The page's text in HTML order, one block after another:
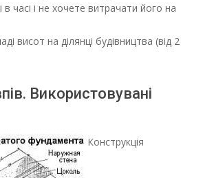
часі і не хочете витрачати його на
висот на ділянці будівництва (від 2
Використовувані
Конструкція